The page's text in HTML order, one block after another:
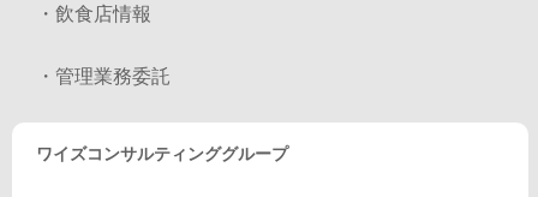
・飲食店情報
・管理業務委託
ワイズコンサルティンググループ